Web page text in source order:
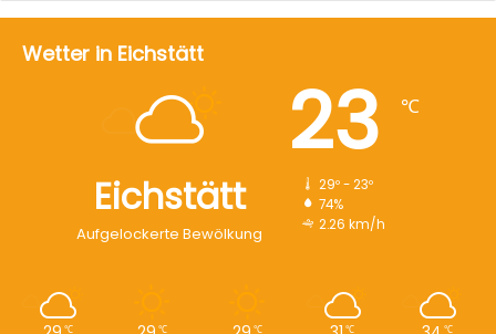
Wetter in Eichstätt
Eichstätt
Aufgelockerte Bewölkung
23 ℃
29º - 23º
74%
2.26 km/h
℃ ℃ ℃ ℃ ℃